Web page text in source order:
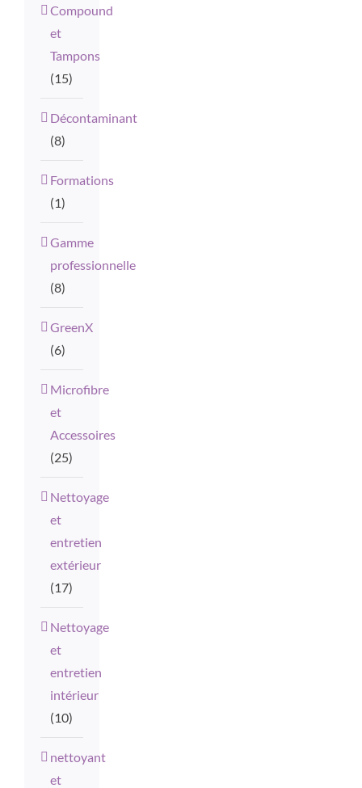
Compound
et
Tampons
(15)
Décontaminant
(8)
Formations
(1)
Gamme
professionnelle
(8)
GreenX
(6)
Microfibre
et
Accessoires
(25)
Nettoyage
et
entretien
extérieur
(17)
Nettoyage
et
entretien
intérieur
(10)
nettoyant
et